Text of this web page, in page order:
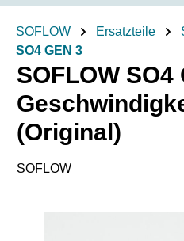
SOFLOW Ersatzteile
SO4 GEN 3
SOFLOW SO4
(Original)
SOFLOW